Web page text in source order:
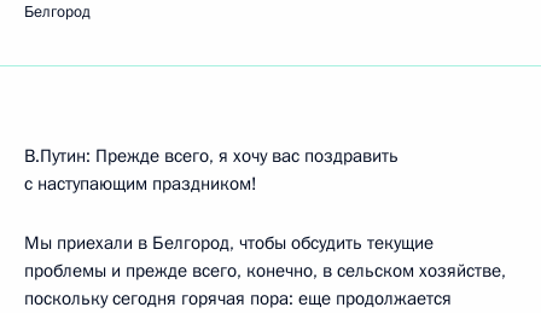
Белгород
В.Путин: Прежде всего, я хочу вас поздравить
с наступающим праздником!
Мы приехали в Белгород, чтобы обсудить текущие
проблемы и прежде всего, конечно, в сельском хозяйстве,
поскольку сегодня горячая пора: еще продолжается